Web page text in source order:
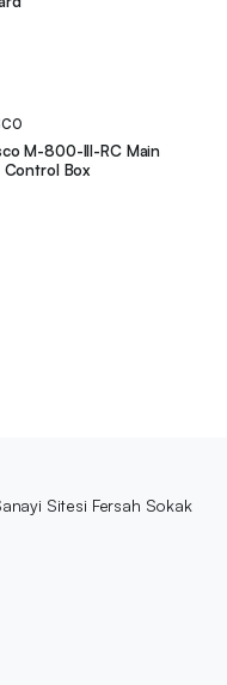
M-800-III-RC Main
Control Box
Sitesi Fersah Sokak